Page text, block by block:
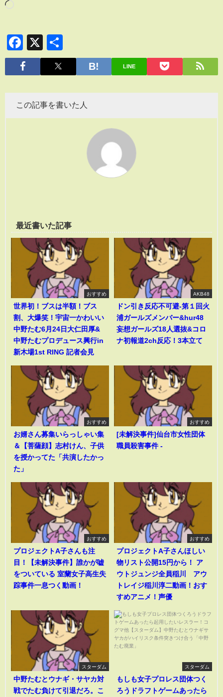
Facebook
X
有
LINE
この記事を書いた人
最近書いた記事
おすすめ
世界初！ブスは半額！ブス
割、大爆笑！宇宙一かわいい
中野たむ6月24日大仁田厚&
中野たむプロデュース興行in
新木場1st RING 記者会見
AKB48
ドン引き反応不可避-第１回火
浦ガールズメンバー&hur48
妄想ガールズ18人選抜&コロ
ナ初報道2ch反応！3本立て
おすすめ
お婿さん募集いらっしゃい集
＆【菩薩顔】志村けん、子供
を授かってた「共演したかっ
た」
おすすめ
[未解決事件]仙台市女性団体
職員殺害事件 -
おすすめ
プロジェクトA子さんも注
目！【未解決事件】誰かが嘘
をついている 室蘭女子高生失
踪事件一息つく動画！
おすすめ
プロジェクトA子さんほしい
物リスト公開15円から！ ア
ウトジュンジ全員稲川 アウ
トレイジ稲川淳二動画！おす
すめアニメ！声優
スターダム
中野たむとウナギ・サヤカ対
戦でたむ負けて引退だろ。こ
スターダム
もしも女子プロレス団体つく
ろうドラフトゲームあったら